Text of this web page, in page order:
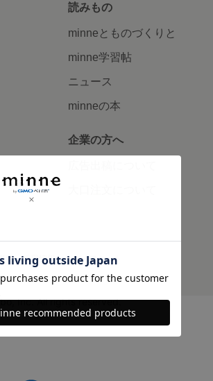
読みもの
minneとものづくりと
minne学習帖
ニュース
minneの本
企業の方へ
要 採用情報 メディアキット
Inc. All rights reserved.